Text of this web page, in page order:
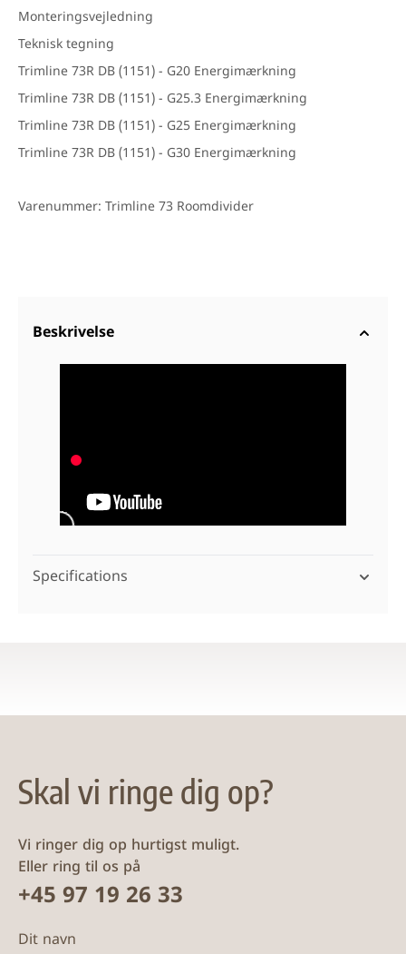
Monteringsvejledning
Teknisk tegning
Trimline 73R DB (1151) - G20 Energimærkning
Trimline 73R DB (1151) - G25.3 Energimærkning
Trimline 73R DB (1151) - G25 Energimærkning
Trimline 73R DB (1151) - G30 Energimærkning
Varenummer: Trimline 73 Roomdivider
Beskrivelse
Specifications
Skal vi ringe dig op?
Vi ringer dig op hurtigst muligt.
Eller ring til os på
+45 97 19 26 33